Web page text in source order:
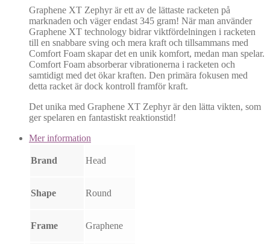
Graphene XT Zephyr är ett av de lättaste racketen på
marknaden och väger endast 345 gram! När man använder
Graphene XT technology bidrar viktfördelningen i racketen
till en snabbare sving och mera kraft och tillsammans med
Comfort Foam skapar det en unik komfort, medan man spelar.
Comfort Foam absorberar vibrationerna i racketen och
samtidigt med det ökar kraften. Den primära fokusen med
detta racket är dock kontroll framför kraft.
Det unika med Graphene XT Zephyr är den lätta vikten, som
ger spelaren en fantastiskt reaktionstid!
Mer information
Brand Head
Shape Round
Frame Graphene